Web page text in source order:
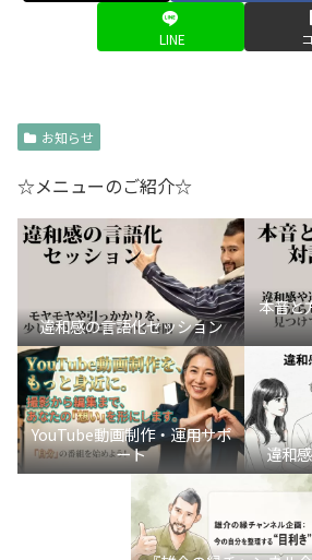
LINE
お知らせ
☆メニューのご紹介☆
違和感の言語化セッション
本音と
YouTube動画制作・運用サポ
ート
違和